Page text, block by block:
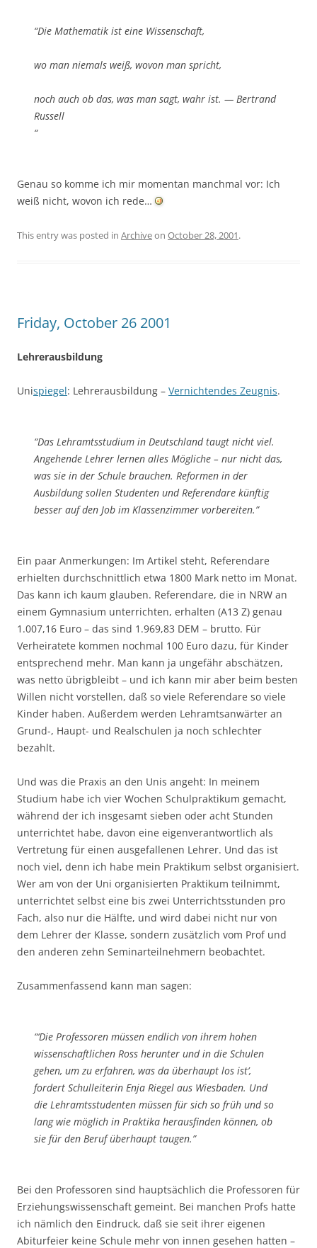
“Die Mathematik ist eine Wissenschaft,
wo man niemals weiß, wovon man spricht,
noch auch ob das, was man sagt, wahr ist. — Bertrand
Russell
“
Genau so komme ich mir momentan manchmal vor: Ich
weiß nicht, wovon ich rede…
This entry was posted in Archiveon October 28, 2001.
Friday, October 26 2001
Lehrerausbildung
Unispiegel: Lehrerausbildung – Vernichtendes Zeugnis.
“Das Lehramtsstudium in Deutschland taugt nicht viel.
Angehende Lehrer lernen alles Mögliche – nur nicht das,
was sie in der Schule brauchen. Reformen in der
Ausbildung sollen Studenten und Referendare künftig
besser auf den Job im Klassenzimmer vorbereiten.”
Ein paar Anmerkungen: Im Artikel steht, Referendare
erhielten durchschnittlich etwa 1800 Mark netto im Monat.
Das kann ich kaum glauben. Referendare, die in NRW an
einem Gymnasium unterrichten, erhalten (A13 Z) genau
1.007,16 Euro – das sind 1.969,83 DEM – brutto. Für
Verheiratete kommen nochmal 100 Euro dazu, für Kinder
entsprechend mehr. Man kann ja ungefähr abschätzen,
was netto übrigbleibt – und ich kann mir aber beim besten
Willen nicht vorstellen, daß so viele Referendare so viele
Kinder haben. Außerdem werden Lehramtsanwärter an
Grund-, Haupt- und Realschulen ja noch schlechter
bezahlt.
Und was die Praxis an den Unis angeht: In meinem
Studium habe ich vier Wochen Schulpraktikum gemacht,
während der ich insgesamt sieben oder acht Stunden
unterrichtet habe, davon eine eigenverantwortlich als
Vertretung für einen ausgefallenen Lehrer. Und das ist
noch viel, denn ich habe mein Praktikum selbst organisiert.
Wer am von der Uni organisierten Praktikum teilnimmt,
unterrichtet selbst eine bis zwei Unterrichtsstunden pro
Fach, also nur die Hälfte, und wird dabei nicht nur von
dem Lehrer der Klasse, sondern zusätzlich vom Prof und
den anderen zehn Seminarteilnehmern beobachtet.
Zusammenfassend kann man sagen:
“‘Die Professoren müssen endlich von ihrem hohen
wissenschaftlichen Ross herunter und in die Schulen
gehen, um zu erfahren, was da überhaupt los ist’,
fordert Schulleiterin Enja Riegel aus Wiesbaden. Und
die Lehramtsstudenten müssen für sich so früh und so
lang wie möglich in Praktika herausfinden können, ob
sie für den Beruf überhaupt taugen.”
Bei den Professoren sind hauptsächlich die Professoren für
Erziehungswissenschaft gemeint. Bei manchen Profs hatte
ich nämlich den Eindruck, daß sie seit ihrer eigenen
Abiturfeier keine Schule mehr von innen gesehen hatten –